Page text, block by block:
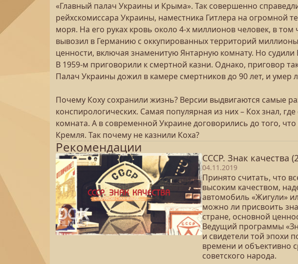
«Главный палач Украины и Крыма». Так совершенно
рейхскомиссара Украины, наместника Гитлера на огромной
моря. На его руках кровь около 4-х миллионов человек, в
вывозил в Германию с оккупированных территорий
ценности, включая знаменитую Янтарную комнату. Но
В 1959-м приговорили к смертной казни. Однако, приговор
Палач Украины дожил в камере смертников до 90 лет, и умер
Почему Коху сохранили жизнь? Версии выдвигаются самые
конспирологических. Самая популярная из них – Кох знал,
комната. А в современной Украине договорились до того,
Кремля. Так почему не казнили Коха?
Рекомендации
СССР. Знак качества
04.11.2019
Принято считать, что
высоким качеством,
автомобиль «Жигули»
можно ли присвоить
стране, основной
Ведущий программы
и свидетели той эпохи
времени и объективно
советского народа.